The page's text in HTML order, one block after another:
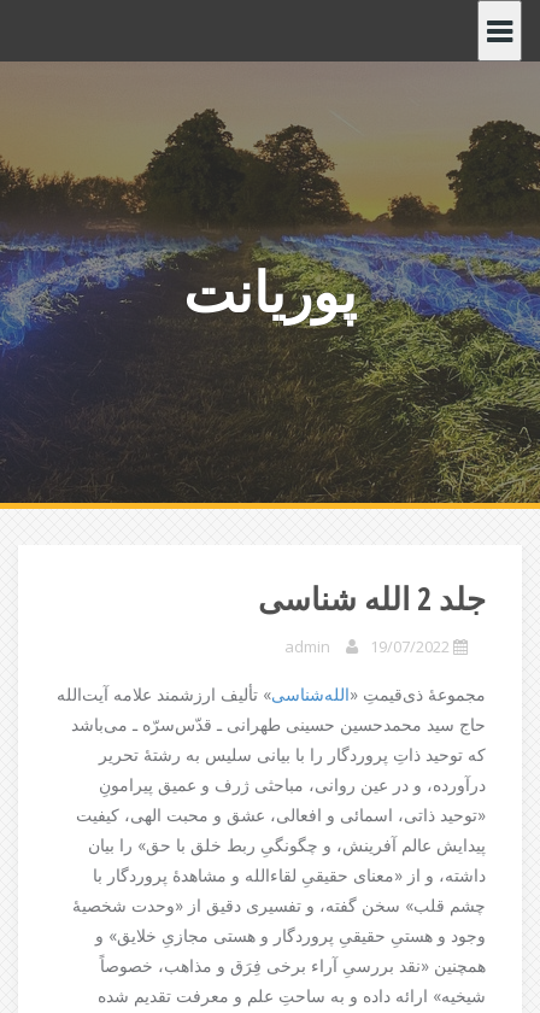
ه
م
ح
و
ا
پوریانت
جلد 2 الله شناسی
19/07/2022
admin
مجموعۀ ذی‌قیمتِ «الله‌شناسی» تألیف ارزشمند علامه آیت‌الله
حاج سید محمد‌حسین حسینی طهرانی ـ قدّس‌سرّه ـ می‌باشد
که توحید ذاتِ پروردگار را با بیانی سلیس به رشتۀ تحریر
درآورده، و در عین روانی، مباحثی ژرف و عمیق پیرامونِ
«توحید ذاتی، اسمائی و افعالی، عشق و محبت الهی، کیفیت
پیدایش عالم آفرینش، و چگونگیِ ربط خلق با حق» را بیان
داشته، و از «معنای حقیقیِ لقاء‌الله و مشاهدۀ پروردگار با
چشم قلب» سخن گفته، و تفسیری دقیق از «وحدت شخصیۀ
وجود و هستیِ حقیقیِ پروردگار و هستی مجازیِ خلایق» و
همچنین «نقد بررسیِ آراء برخی فِرَق و مذاهب، خصوصاً
شیخیه» ارائه داده و به ساحتِ علم و معرفت تقدیم شده